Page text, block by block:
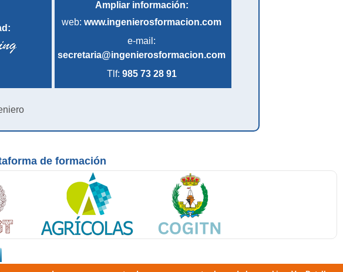
Ampliar información:
web:www.ingenierosformacion.com
e-mail:
secretaria@ingenierosformacion.com
Tlf: 985 73 28 91
de formación